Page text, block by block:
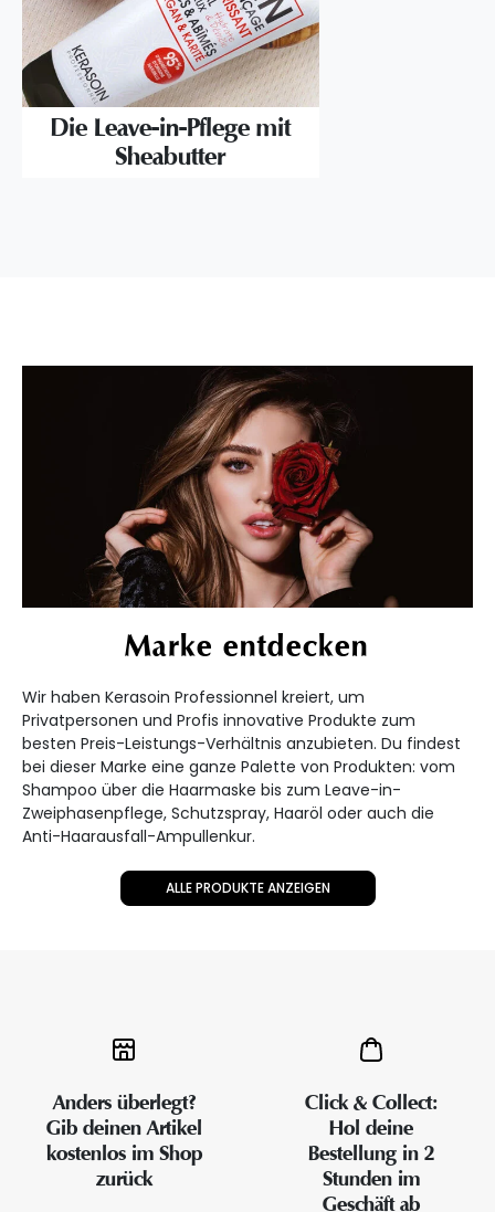
Die Leave-in-Pflege mit
Sheabutter
Marke entdecken
Wir haben Kerasoin Professionnel kreiert, um
Privatpersonen und Profis innovative Produkte zum
besten Preis-Leistungs-Verhältnis anzubieten. Du findest
bei dieser Marke eine ganze Palette von Produkten: vom
Shampoo über die Haarmaske bis zum Leave-in-
Zweiphasenpflege, Schutzspray, Haaröl oder auch die
Anti-Haarausfall-Ampullenkur.
ALLE PRODUKTE ANZEIGEN
Anders überlegt?
Gib deinen Artikel
kostenlos im Shop
zurück
Click & Collect:
Hol deine
Bestellung in 2
Stunden im
Geschäft ab